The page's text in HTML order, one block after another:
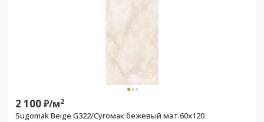
2 100₽/м2
Sugomak Beige G322/Сугомак бежевый мат.60x120